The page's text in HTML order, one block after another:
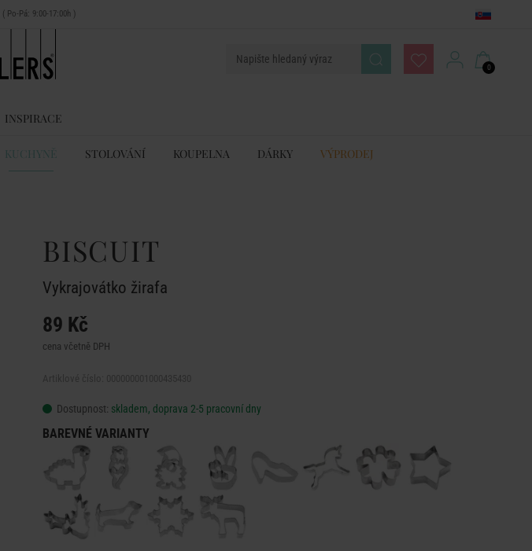
( Po-Pá: 9:00-17:00h )
0
INSPIRACE
KUCHYNĚ STOLOVÁNÍ KOUPELNA DÁRKY VÝPRODEJ
BISCUIT
Vykrajovátko žirafa
89 Kč
cena včetně DPH
Dostupnost: skladem, doprava 2-5 pracovní dny
BAREVNÉ VARIANTY